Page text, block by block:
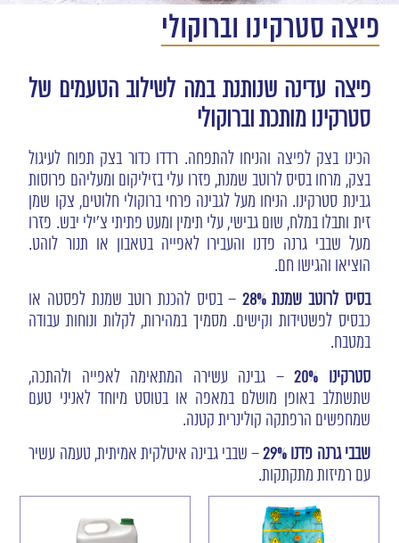
פיצה סטרקינו וברוקולי
פיצה עדינה שנותנת במה לשילוב הטעמים של
סטרקינו מותכת וברוקולי
הכינו בצק לפיצה והניחו להתפחה. רדדו כדור בצק תפוח לעיגול
בצק, מרחו בסיס לרוטב שמנת, פזרו עלי בזיליקום ומעליהם פרוסות
גבינת סטרקינו. הניחו מעל לגבינה פרחי ברוקולי חלוטים, צקו שמן
זית ותבלו במלח, שום גבישי, עלי תימין ומעט פתיתי צ'ילי יבש. פזרו
מעל שבבי גרנה פדנו והעבירו לאפייה בטאבון או תנור לוהט.
הוציאו והגישו חם.
בסיס לרוטב שמנת 28%
– בסיס להכנת רוטב שמנת לפסטה או
כבסיס לפשטידות וקישים. מסמיך במהירות, לקלות ונוחות עבודה
במטבח.
סטרקינו
20%– גבינה עשירה המתאימה לאפייה ולהתכה,
שתשתלב באופן מושלם במאפה או בטוסט מיוחד לאניני טעם
שמחפשים הרפתקה קולינרית קטנה.
שבביגרנה פדנו 29%
– שבבי גבינה איטלקית אמיתית, טעמה עשיר
עם רמיזות מתקתקות.